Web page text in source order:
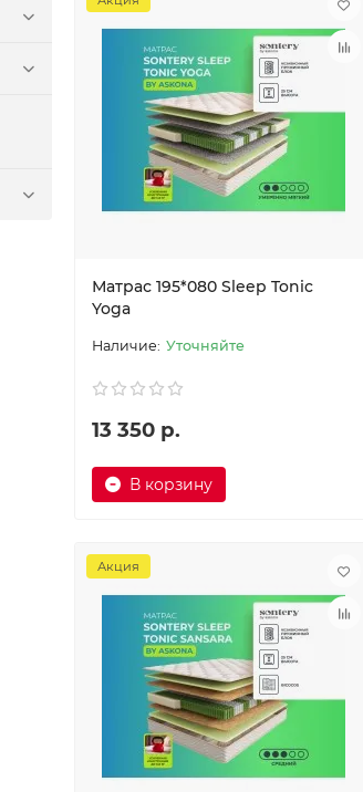
Матрас 195*080 Sleep Tonic
Yoga
Уточняйте
13 350 р.
В корзину
Акция